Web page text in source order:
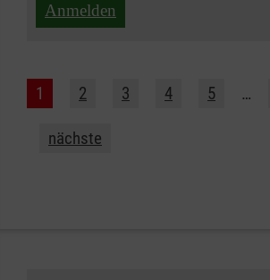
Anmelden
1 2 3 4 5 …
nächste